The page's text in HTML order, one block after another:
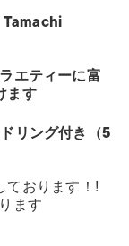
エティーに富
ます
リング付き（5
ております！!
ます